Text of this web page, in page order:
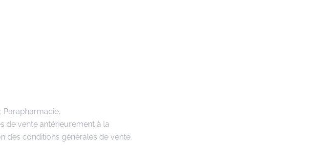
Parapharmacie.
de vente antérieurement à la
des conditions générales de vente.